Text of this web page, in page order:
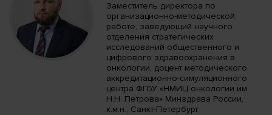
Заместитель директора по
организационно-методической
работе, заведующий научного
отделения стратегических
исследований общественного и
цифрового здравоохранения в
онкологии, доцент методического
аккредитационно-симуляционного
центра ФГБУ «НМИЦ онкологии им.
Н.Н. Петрова» Минздрава России,
к.м.н., Санкт-Петербург